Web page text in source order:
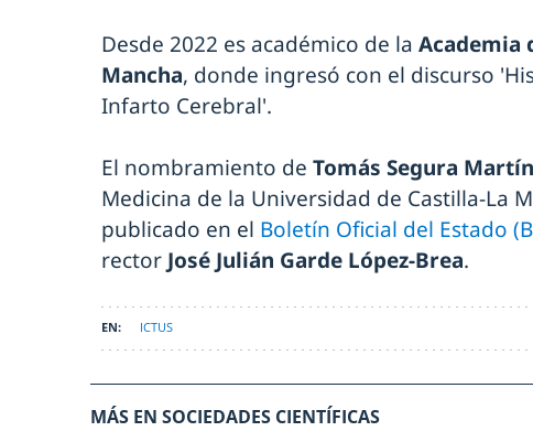
Desde 2022 es académico de la Academia
Mancha, donde ingresó con el discurso
Infarto Cerebral'.
El nombramiento de Tomás Segura Martín
Medicina de la Universidad de Castilla-La
publicado en el Boletín Oficial del Estado
rector José Julián Garde López-Brea.
ICTUS
MÁS EN SOCIEDADES CIENTÍFICAS